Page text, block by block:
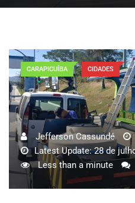
CARAPICUÍBA CIDADES
Jefferson Cassundé
Latest Update: 28 de
Less than a minute